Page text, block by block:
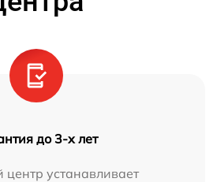
до 3-х лет
устанавливает